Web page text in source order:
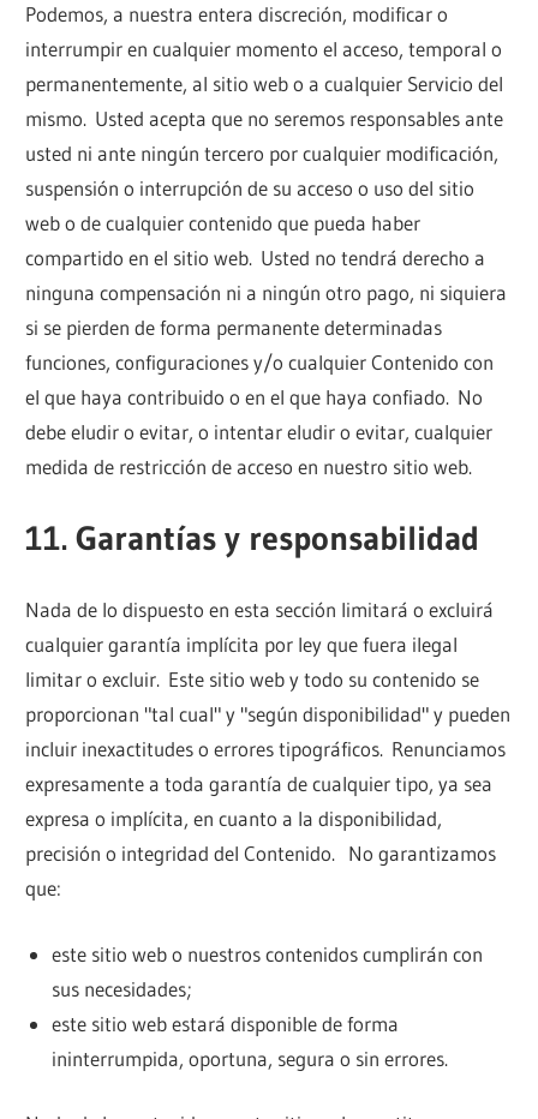
Podemos, a nuestra entera discreción, modificar o
interrumpir en cualquier momento el acceso, temporal o
permanentemente, al sitio web o a cualquier Servicio del
mismo. Usted acepta que no seremos responsables ante
usted ni ante ningún tercero por cualquier modificación,
suspensión o interrupción de su acceso o uso del sitio
web o de cualquier contenido que pueda haber
compartido en el sitio web. Usted no tendrá derecho a
ninguna compensación ni a ningún otro pago, ni siquiera
si se pierden de forma permanente determinadas
funciones, configuraciones y/o cualquier Contenido con
el que haya contribuido o en el que haya confiado. No
debe eludir o evitar, o intentar eludir o evitar, cualquier
medida de restricción de acceso en nuestro sitio web.
11. Garantías y responsabilidad
Nada de lo dispuesto en esta sección limitará o excluirá
cualquier garantía implícita por ley que fuera ilegal
limitar o excluir. Este sitio web y todo su contenido se
proporcionan "tal cual" y "según disponibilidad" y pueden
incluir inexactitudes o errores tipográficos. Renunciamos
expresamente a toda garantía de cualquier tipo, ya sea
expresa o implícita, en cuanto a la disponibilidad,
precisión o integridad del Contenido. No garantizamos
que:
este sitio web o nuestros contenidos cumplirán con
sus necesidades;
este sitio web estará disponible de forma
ininterrumpida, oportuna, segura o sin errores.